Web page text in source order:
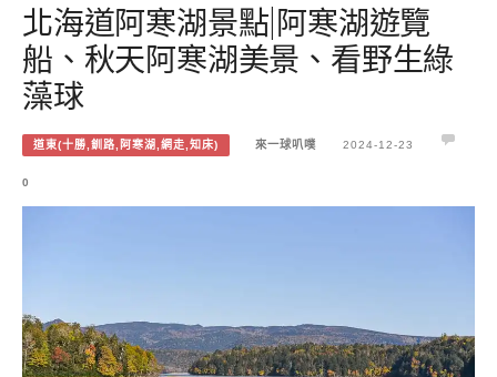
北海道阿寒湖景點|阿寒湖遊覽
船、秋天阿寒湖美景、看野生綠
藻球
道東(十勝,釧路,阿寒湖,網走,知床) 來一球叭噗 2024-12-23
0